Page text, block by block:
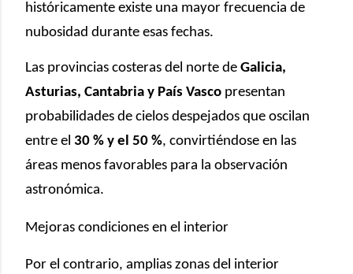
históricamente existe una mayor frecuencia de
nubosidad durante esas fechas.
Las provincias costeras del norte de Galicia,
Asturias, Cantabria y País Vasco presentan
probabilidades de cielos despejados que oscilan
entre el 30 % y el 50 %, convirtiéndose en las
áreas menos favorables para la observación
astronómica.
Mejoras condiciones en el interior
Por el contrario, amplias zonas del interior